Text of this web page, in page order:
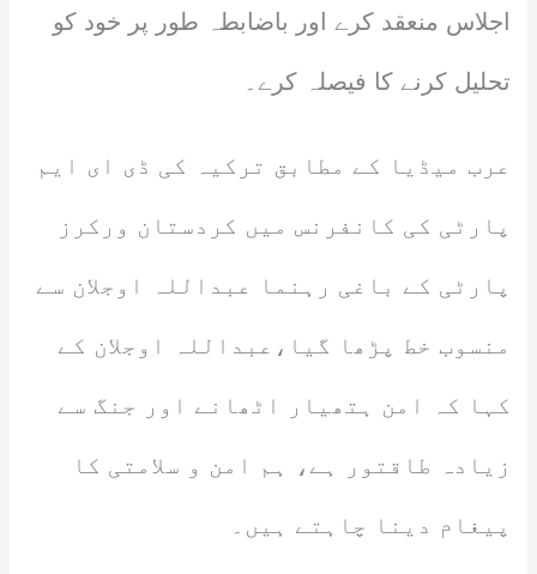
اجلاس منعقد کرے اور باضابطہ طور پر خود کو
تحلیل کرنے کا فیصلہ کرے۔
عرب میڈیا کے مطابق ترکیہ کی ڈی ای ایم
پارٹی کی کانفرنس میں کردستان ورکرز
پارٹی کے باغی رہنما عبداللہ اوجلان سے
منسوب خط پڑھا گیا،عبداللہ اوجلان کے
کہا کہ امن ہتھیار اٹھانے اور جنگ سے
زیادہ طاقتور ہے، ہم امن و سلامتی کا
پیغام دینا چاہتے ہیں۔